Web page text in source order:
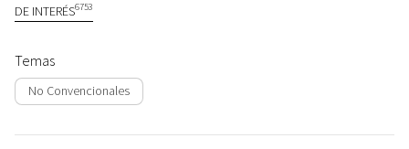
DE INTERÉS6753
Temas
No Convencionales